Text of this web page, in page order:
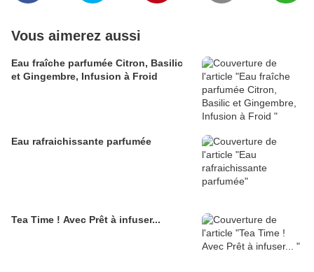
Vous aimerez aussi
Eau fraîche parfumée Citron, Basilic
et Gingembre, Infusion à Froid
Eau rafraichissante parfumée
Tea Time ! Avec Prêt à infuser...